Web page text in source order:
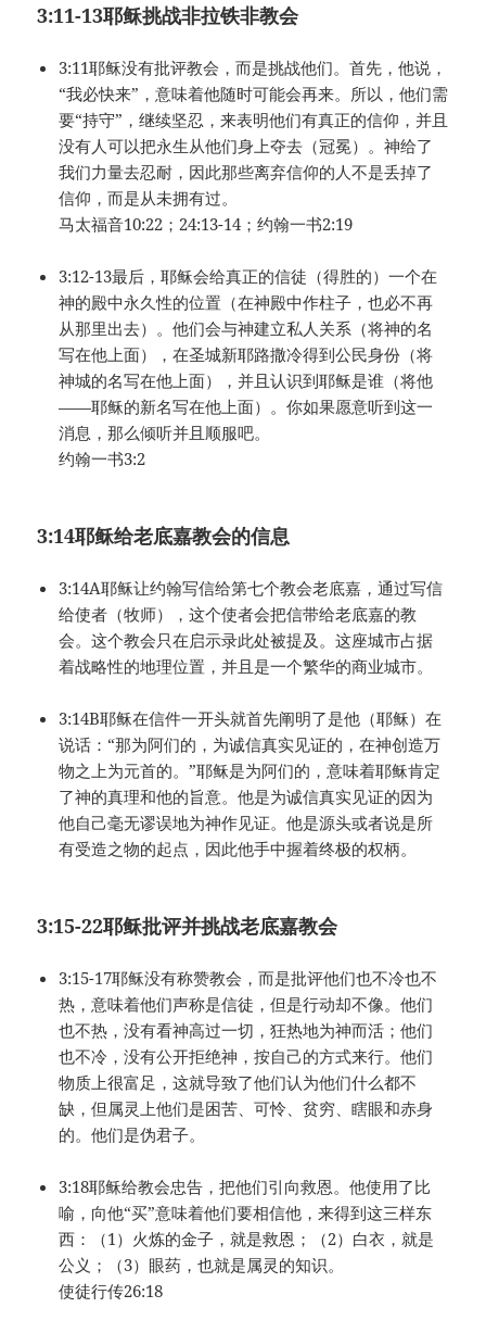
3:11-13耶稣挑战非拉铁非教会
3:11耶稣没有批评教会，而是挑战他们。首先，他说，
“我必快来”，意味着他随时可能会再来。所以，他们需
要“持守”，继续坚忍，来表明他们有真正的信仰，并且
没有人可以把永生从他们身上夺去（冠冕）。神给了
我们力量去忍耐，因此那些离弃信仰的人不是丢掉了
信仰，而是从未拥有过。
马太福音10:22；24:13-14；约翰一书2:19
3:12-13最后，耶稣会给真正的信徒（得胜的）一个在
神的殿中永久性的位置（在神殿中作柱子，也必不再
从那里出去）。他们会与神建立私人关系（将神的名
写在他上面），在圣城新耶路撒冷得到公民身份（将
神城的名写在他上面），并且认识到耶稣是谁（将他
——耶稣的新名写在他上面）。你如果愿意听到这一
消息，那么倾听并且顺服吧。
约翰一书3:2
3:14耶稣给老底嘉教会的信息
3:14A耶稣让约翰写信给第七个教会老底嘉，通过写信
给使者（牧师），这个使者会把信带给老底嘉的教
会。这个教会只在启示录此处被提及。这座城市占据
着战略性的地理位置，并且是一个繁华的商业城市。
3:14B耶稣在信件一开头就首先阐明了是他（耶稣）在
说话：“那为阿们的，为诚信真实见证的，在神创造万
物之上为元首的。”耶稣是为阿们的，意味着耶稣肯定
了神的真理和他的旨意。他是为诚信真实见证的因为
他自己毫无谬误地为神作见证。他是源头或者说是所
有受造之物的起点，因此他手中握着终极的权柄。
3:15-22耶稣批评并挑战老底嘉教会
3:15-17耶稣没有称赞教会，而是批评他们也不冷也不
热，意味着他们声称是信徒，但是行动却不像。他们
也不热，没有看神高过一切，狂热地为神而活；他们
也不冷，没有公开拒绝神，按自己的方式来行。他们
物质上很富足，这就导致了他们认为他们什么都不
缺，但属灵上他们是困苦、可怜、贫穷、瞎眼和赤身
的。他们是伪君子。
3:18耶稣给教会忠告，把他们引向救恩。他使用了比
喻，向他“买”意味着他们要相信他，来得到这三样东
西：（1）火炼的金子，就是救恩；（2）白衣，就是
公义；（3）眼药，也就是属灵的知识。
使徒行传26:18